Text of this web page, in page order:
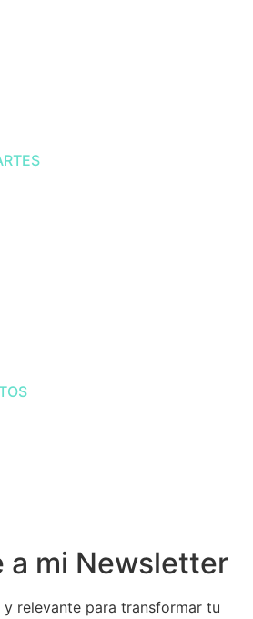
a mi Newsletter
relevante para transformar tu